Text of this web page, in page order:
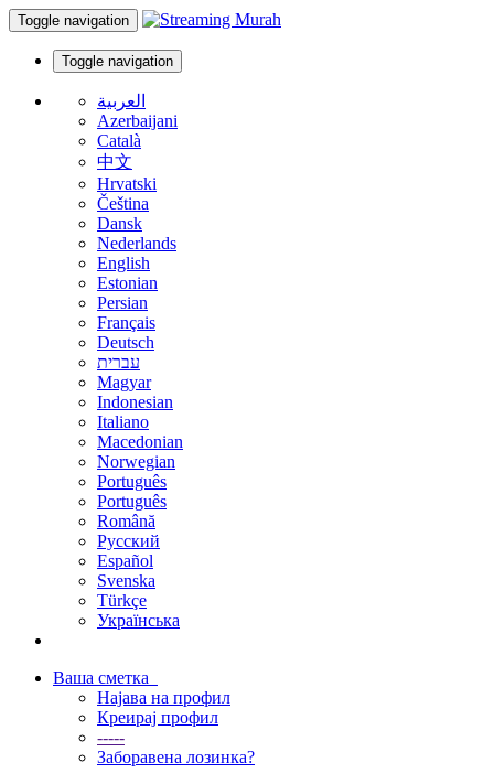
Toggle navigation
Toggle navigation
العربية
Azerbaijani
Català
中文
Hrvatski
Čeština
Dansk
Nederlands
English
Estonian
Persian
Français
Deutsch
עברית
Magyar
Indonesian
Italiano
Macedonian
Norwegian
Português
Português
Română
Русский
Español
Svenska
Türkçe
Українська
Ваша сметка
Најава на профил
Креирај профил
-----
Заборавена лозинка?